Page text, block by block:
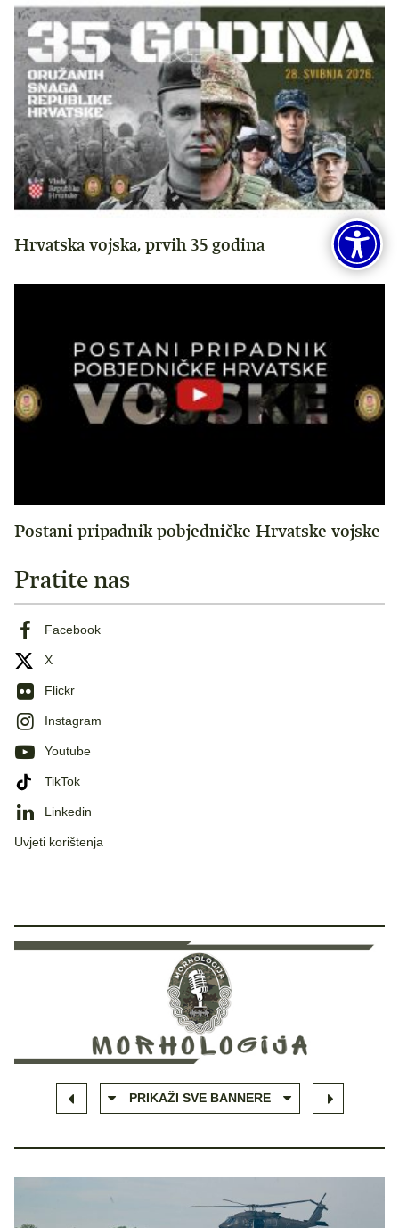
Hrvatska vojska, prvih 35 godina
Postani pripadnik pobjedničke Hrvatske vojske
Pratite nas
Facebook
X
Flickr
Instagram
Youtube
TikTok
Linkedin
Uvjeti korištenja
PRIKAŽI SVE BANNERE